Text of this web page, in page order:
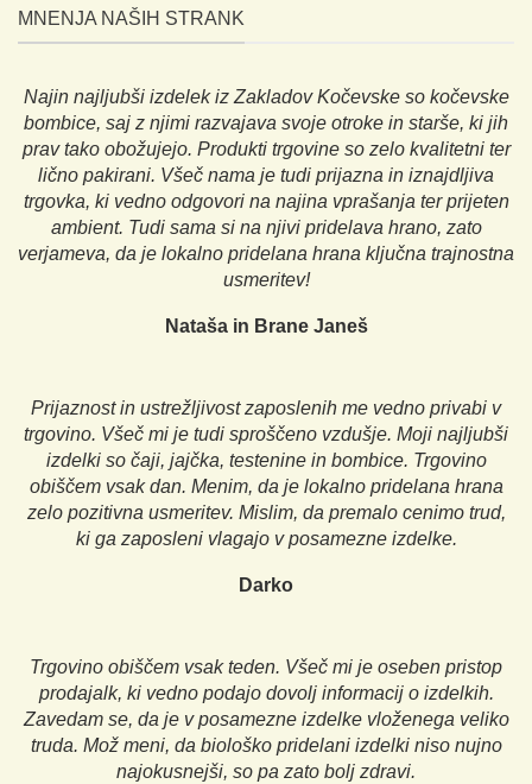
MNENJA NAŠIH STRANK
Najin najljubši izdelek iz Zakladov Kočevske so kočevske
bombice, saj z njimi razvajava svoje otroke in starše, ki jih
prav tako obožujejo. Produkti trgovine so zelo kvalitetni ter
lično pakirani. Všeč nama je tudi prijazna in iznajdljiva
trgovka, ki vedno odgovori na najina vprašanja ter prijeten
ambient. Tudi sama si na njivi pridelava hrano, zato
verjameva, da je lokalno pridelana hrana ključna trajnostna
usmeritev!
Nataša in Brane Janeš
Prijaznost in ustrežljivost zaposlenih me vedno privabi v
trgovino. Všeč mi je tudi sproščeno vzdušje. Moji najljubši
izdelki so čaji, jajčka, testenine in bombice. Trgovino
obiščem vsak dan. Menim, da je lokalno pridelana hrana
zelo pozitivna usmeritev. Mislim, da premalo cenimo trud,
ki ga zaposleni vlagajo v posamezne izdelke.
Darko
Trgovino obiščem vsak teden. Všeč mi je oseben pristop
prodajalk, ki vedno podajo dovolj informacij o izdelkih.
Zavedam se, da je v posamezne izdelke vloženega veliko
truda. Mož meni, da biološko pridelani izdelki niso nujno
najokusnejši, so pa zato bolj zdravi.